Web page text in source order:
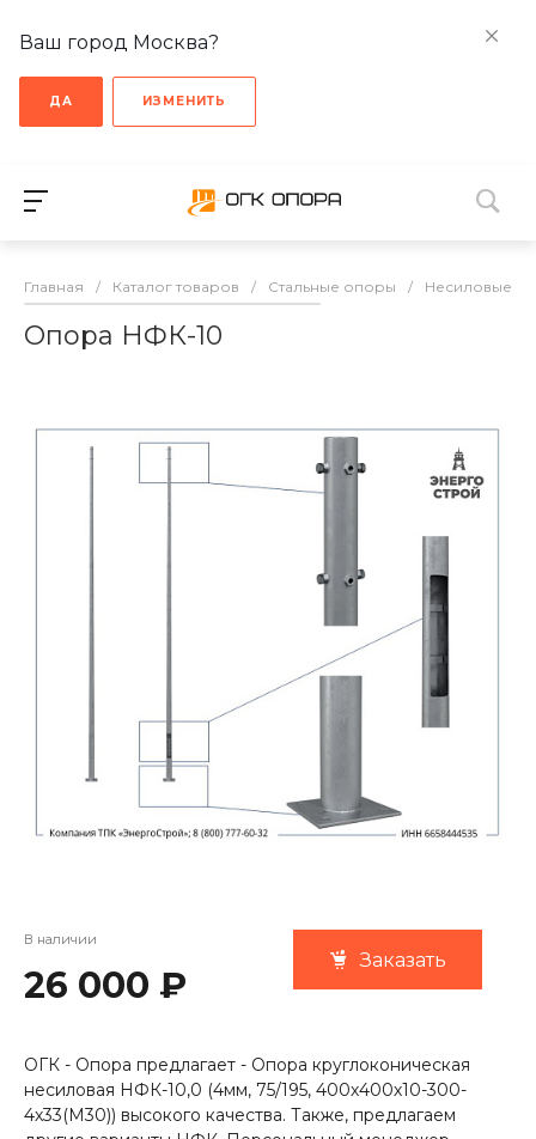
Ваш город Москва?
ДА ИЗМЕНИТЬ
Главная / Каталог товаров / Стальные опоры / Несиловые
Опора НФК-10
В наличии
26 000 ₽
Заказать
ОГК - Опора предлагает - Опора круглоконическая
несиловая НФК-10,0 (4мм, 75/195, 400х400х10-300-
4х33(М30)) высокого качества. Также, предлагаем